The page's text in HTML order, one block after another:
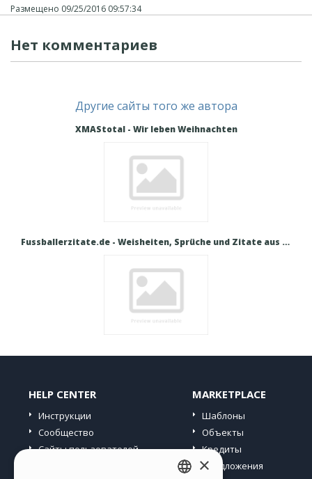
Размещено 09/25/2016 09:57:34
Нет комментариев
Другие сайты того же автора
XMAStotal - Wir leben Weihnachten
Fussballerzitate.de - Weisheiten, Sprüche und Zitate aus der Fußballwelt
HELP CENTER
Инструкции
Сообщество
Сайты пользователей
MARKETPLACE
Шаблоны
Объекты
Кредиты
Предложения
×